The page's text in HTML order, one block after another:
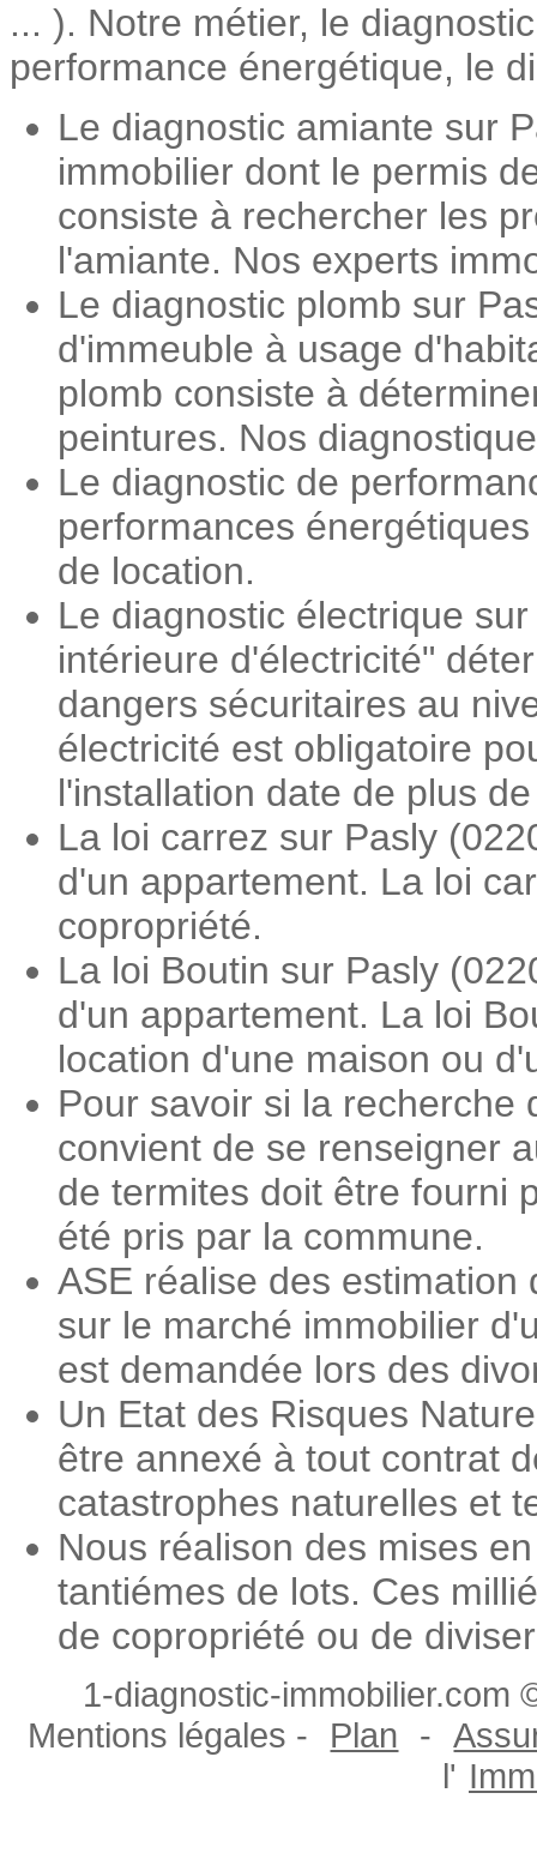
... ). Notre métier, le
performance énergétique, le
Le diagnostic amiante sur
immobilier dont le permis
consiste à rechercher les
l'amiante. Nos experts
Le diagnostic plomb sur
d'immeuble à usage
plomb consiste à
peintures. Nos
Le diagnostic de
performances
de location.
Le diagnostic électrique
intérieure d'électricité"
dangers sécuritaires au
électricité est obligatoire
l'installation date de plus
La loi carrez sur Pasly
d'un appartement. La loi
copropriété.
La loi Boutin sur Pasly
d'un appartement. La loi
location d'une maison ou
Pour savoir si la recherche
convient de se renseigner
de termites doit être fourni
été pris par la commune.
ASE réalise des
sur le marché immobilier
est demandée lors des
Un Etat des Risques
être annexé à tout contrat
catastrophes naturelles et
Nous réalison des mises
tantiémes de lots. Ces
de copropriété ou de
1-diagnostic-immobilier.com
Mentions légales -
Plan -
l'